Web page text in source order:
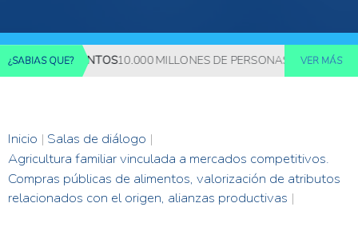
¿SABIAS QUE?
ALIMENTOS10.000 MILLONES DE PERSONAS DEBERÁN SER
VER MÁS
Inicio | Salas de diálogo |
Agricultura familiar vinculada a mercados competitivos.
Compras públicas de alimentos, valorización de atributos
relacionados con el origen, alianzas productivas |